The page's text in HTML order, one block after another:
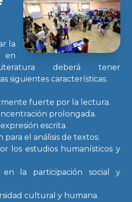
la
deberá tener
siguientes características:
fuerte por la lectura.
prolongada.
escrita.
para el análisis de textos.
los estudios humanísticos y
en la participación social y
cultural y humana.